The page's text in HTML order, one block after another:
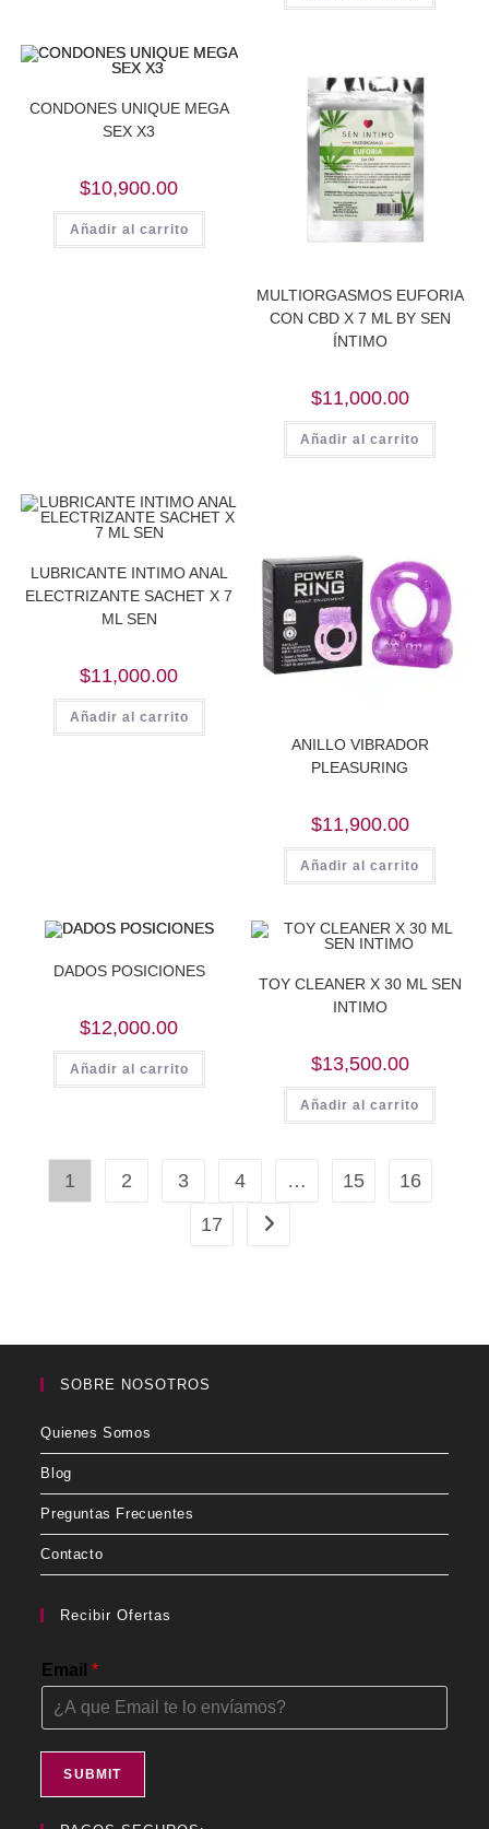
CONDONES UNIQUE MEGA
SEX X3
$10,900.00
Añadir al carrito
MULTIORGASMOS EUFORIA
CON CBD X 7 ML BY SEN
ÍNTIMO
$11,000.00
Añadir al carrito
LUBRICANTE INTIMO ANAL
ELECTRIZANTE SACHET X 7
ML SEN
$11,000.00
Añadir al carrito
ANILLO VIBRADOR
PLEASURING
$11,900.00
Añadir al carrito
DADOS POSICIONES
$12,000.00
Añadir al carrito
TOY CLEANER X 30 ML SEN
INTIMO
$13,500.00
Añadir al carrito
1 2 3 4 … 15
16
17
SOBRE NOSOTROS
Quienes Somos
Blog
Preguntas Frecuentes
Contacto
Recibir Ofertas
Email*
SUBMIT